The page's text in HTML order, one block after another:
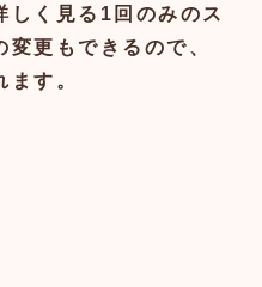
しく見る1回のみのス
更もできるので、
す。